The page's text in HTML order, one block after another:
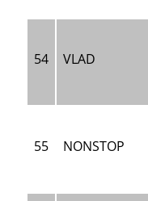
54 VLAD
55 NONSTOP